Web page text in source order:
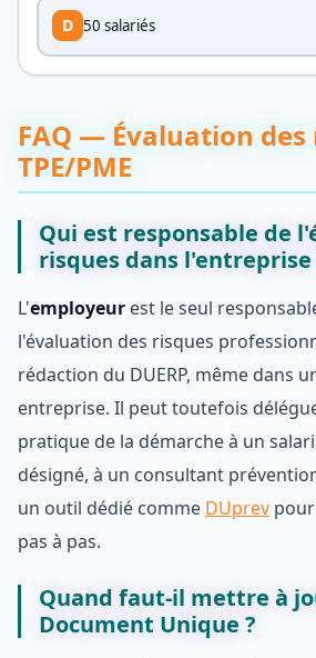
D 50 salariés
FAQ — Évaluation des
TPE/PME
Qui est responsable de
risques dans l'entreprise
L'employeur est le seul
l'évaluation des risques
rédaction du DUERP, même dans
entreprise. Il peut toutefois
pratique de la démarche à un
désigné, à un consultant
un outil dédié comme DUprev
pas à pas.
Quand faut-il mettre à
Document Unique ?